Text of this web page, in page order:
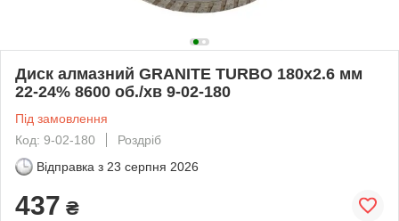
Диск алмазний GRANITE TURBO 180х2.6 мм
22-24% 8600 об./хв 9-02-180
Під замовлення
Код: 9-02-180
Роздріб
Відправка з 23 серпня 2026
437 ₴